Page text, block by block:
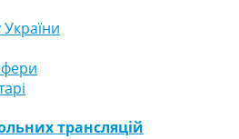
трансляцій